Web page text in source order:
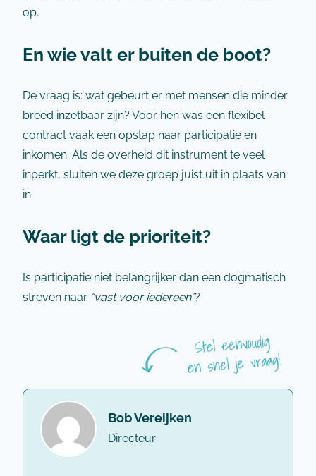
op.
En wie valt er buiten de boot?
De vraag is: wat gebeurt er met mensen die minder
breed inzetbaar zijn? Voor hen was een flexibel
contract vaak een opstap naar participatie en
inkomen. Als de overheid dit instrument te veel
inperkt, sluiten we deze groep juist uit in plaats van
in.
Waar ligt de prioriteit?
Is participatie niet belangrijker dan een dogmatisch
streven naar “vast voor iedereen”?
Bob Vereijken
Directeur